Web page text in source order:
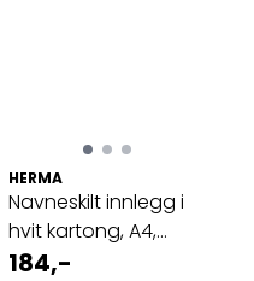
HERMA
Navneskilt innlegg i
hvit kartong, A4,
90x54 mm, ...
184,-